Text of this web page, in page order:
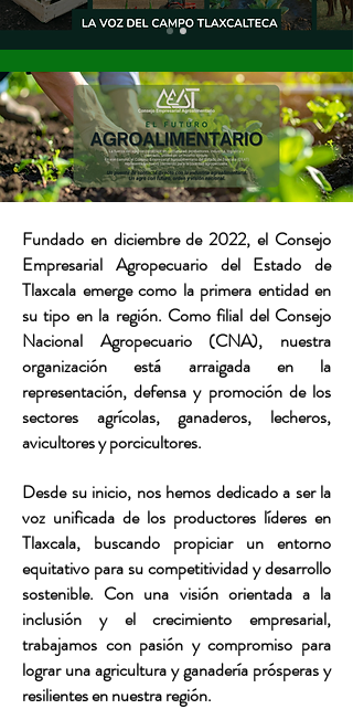
Fundado en diciembre de 2022, el Consejo
Empresarial Agropecuario del Estado de
Tlaxcala emerge como la primera entidad en
su tipo en la región. Como filial del Consejo
Nacional Agropecuario (CNA), nuestra
organización está arraigada en la
representación, defensa y promoción de los
sectores agrícolas, ganaderos, lecheros,
avicultores y porcicultores.
Desde su inicio, nos hemos dedicado a ser la
voz unificada de los productores líderes en
Tlaxcala, buscando propiciar un entorno
equitativo para su competitividad y desarrollo
sostenible. Con una visión orientada a la
inclusión y el crecimiento empresarial,
trabajamos con pasión y compromiso para
lograr una agricultura y ganadería prósperas y
resilientes en nuestra región.